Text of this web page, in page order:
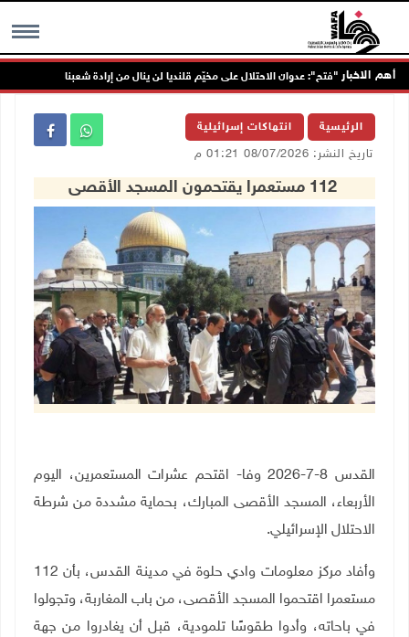
MENU أهم الاخبار"فتح": عدوان الاحتلال على مخيّم قلنديا لن ينال من إرادة شعبنا
الرئيسية انتهاكات إسرائيلية
تاريخ النشر: 08/07/2026 01:21 م
112 مستعمرا يقتحمون المسجد الأقصى
القدس 8-7-2026 وفا- اقتحم عشرات المستعمرين، اليوم
الأربعاء، المسجد الأقصى المبارك، بحماية مشددة من شرطة
الاحتلال الإسرائيلي.
وأفاد مركز معلومات وادي حلوة في مدينة القدس
، بأن 112
مستعمرا اقتحموا المسجد الأقصى، من باب المغاربة، وتجولوا
في باحاته، وأدوا طقوسًا تلمودية، قبل أن يغادروا من جهة